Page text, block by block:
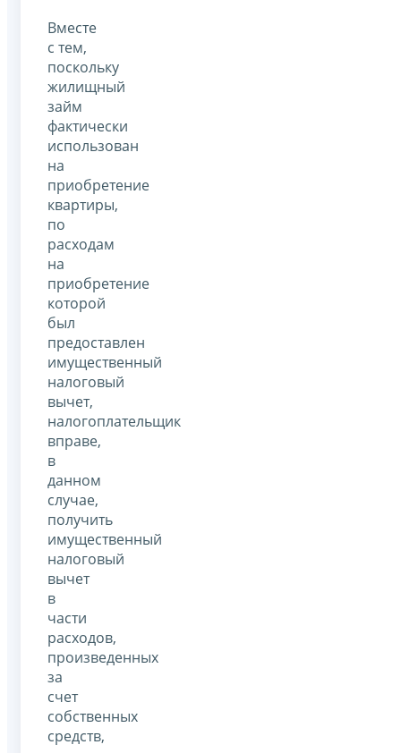
Вместе
с тем,
поскольку
жилищный
займ
фактически
использован
на
приобретение
квартиры,
по
расходам
на
приобретение
которой
был
предоставлен
имущественный
налоговый
вычет,
налогоплательщик
вправе,
в
данном
случае,
получить
имущественный
налоговый
вычет
в
части
расходов,
произведенных
за
счет
собственных
средств,